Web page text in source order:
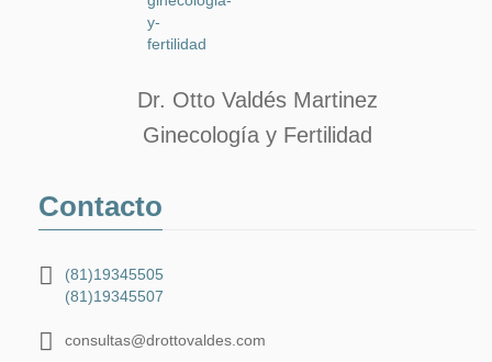
Dr. Otto Valdés Martinez
Ginecología y Fertilidad
Contacto
(81)19345505
(81)19345507
consultas@drottovaldes.com